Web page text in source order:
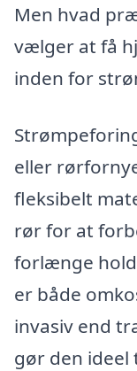
Men hvad
vælger at få
inden for
eller
fleksibelt
rør for at
forlænge
er både
invasiv end
gør den ideel